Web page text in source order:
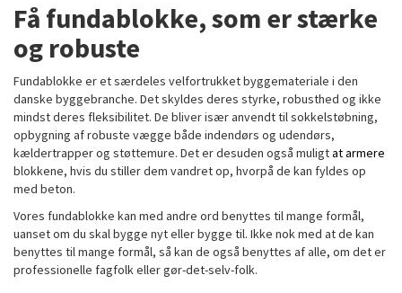
Få fundablokke, som er stærke
og robuste
Fundablokke er et særdeles velfortrukket byggemateriale i den
danske byggebranche. Det skyldes deres styrke, robusthed og ikke
mindst deres fleksibilitet. De bliver især anvendt til sokkelstøbning,
opbygning af robuste vægge både indendørs og udendørs,
kældertrapper og støttemure. Det er desuden også muligtat armere
blokkene, hvis du stiller dem vandret op, hvorpå de kan fyldes op
med beton.
Vores fundablokke kan med andre ord benyttes til mange formål,
uanset om du skal bygge nyt eller bygge til. Ikke nok med at de kan
benyttes til mange formål, så kan de også benyttes af alle, om det er
professionelle fagfolk eller gør-det-selv-folk.